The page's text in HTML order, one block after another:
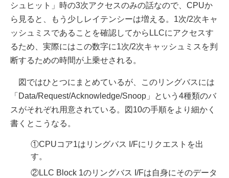
シュヒット」時の3次アクセスのみの話なので、CPUか
ら見ると、もう少しレイテンシーは増える。1次/2次キャ
ッシュミスであることを確認してからLLCにアクセスす
るため、実際にはこの数字に1次/2次キャッシュミスを判
断するための時間が上乗せされる。
図ではひとつにまとめているが、このリングバスには
「Data/Request/Acknowledge/Snoop」という4種類のバ
スがそれぞれ用意されている。図10の手順をより細かく
書くとこうなる。
①CPUコア1はリングバス I/Fにリクエストを出
す。
②LLC Block 1のリングバス I/Fは自身にそのデータ